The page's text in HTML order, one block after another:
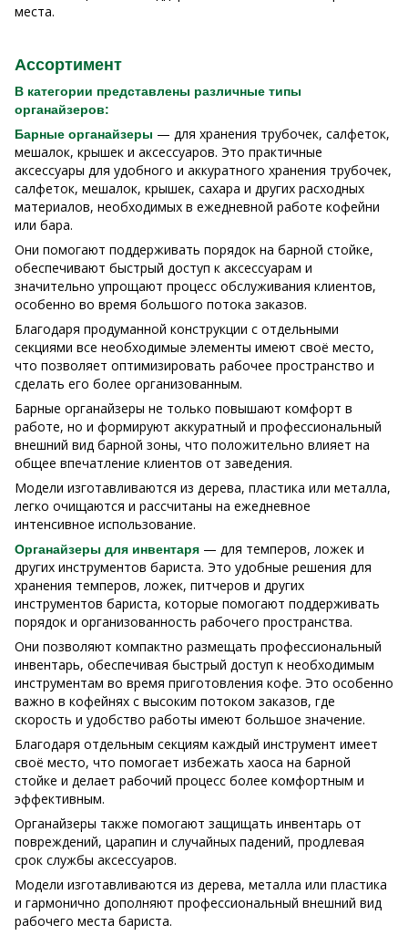
места.
Ассортимент
В категории представлены различные типы
органайзеров:
Барные органайзеры — для хранения трубочек, салфеток,
мешалок, крышек и аксессуаров. Это практичные
аксессуары для удобного и аккуратного хранения трубочек,
салфеток, мешалок, крышек, сахара и других расходных
материалов, необходимых в ежедневной работе кофейни
или бара.
Они помогают поддерживать порядок на барной стойке,
обеспечивают быстрый доступ к аксессуарам и
значительно упрощают процесс обслуживания клиентов,
особенно во время большого потока заказов.
Благодаря продуманной конструкции с отдельными
секциями все необходимые элементы имеют своё место,
что позволяет оптимизировать рабочее пространство и
сделать его более организованным.
Барные органайзеры не только повышают комфорт в
работе, но и формируют аккуратный и профессиональный
внешний вид барной зоны, что положительно влияет на
общее впечатление клиентов от заведения.
Модели изготавливаются из дерева, пластика или металла,
легко очищаются и рассчитаны на ежедневное
интенсивное использование.
Органайзеры для инвентаря — для темперов, ложек и
других инструментов бариста. Это удобные решения для
хранения темперов, ложек, питчеров и других
инструментов бариста, которые помогают поддерживать
порядок и организованность рабочего пространства.
Они позволяют компактно размещать профессиональный
инвентарь, обеспечивая быстрый доступ к необходимым
инструментам во время приготовления кофе. Это особенно
важно в кофейнях с высоким потоком заказов, где
скорость и удобство работы имеют большое значение.
Благодаря отдельным секциям каждый инструмент имеет
своё место, что помогает избежать хаоса на барной
стойке и делает рабочий процесс более комфортным и
эффективным.
Органайзеры также помогают защищать инвентарь от
повреждений, царапин и случайных падений, продлевая
срок службы аксессуаров.
Модели изготавливаются из дерева, металла или пластика
и гармонично дополняют профессиональный внешний вид
рабочего места бариста.